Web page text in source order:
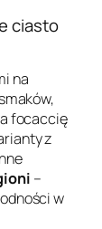
ciasto
na
focaccię
z
–
w